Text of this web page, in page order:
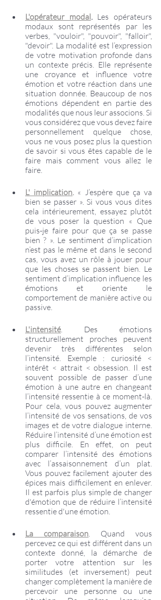
L'opérateur modal. Les opérateurs
modaux sont représentés par les
verbes, "vouloir", "pouvoir", "falloir",
"devoir". La modalité est l’expression
de votre motivation profonde dans
un contexte précis. Elle représente
une croyance et influence votre
émotion et votre réaction dans une
situation donnée. Beaucoup de nos
émotions dépendent en partie des
modalités que nous leur associons. Si
vous considérez que vous devez faire
personnellement quelque chose,
vous ne vous posez plus la question
de savoir si vous êtes capable de le
faire mais comment vous allez le
faire.
L' implication. « J’espère que ça va
bien se passer ». Si vous vous dites
cela intérieurement, essayez plutôt
de vous poser la question « Que
puis-je faire pour que ça se passe
bien ? ». Le sentiment d’implication
n’est pas le même et dans le second
cas, vous avez un rôle à jouer pour
que les choses se passent bien. Le
sentiment d’implication influence les
émotions et oriente le
comportement de manière active ou
passive.
L'intensité . Des émotions
structurellement proches peuvent
devenir très différentes selon
l’intensité. Exemple : curiosité <
intérêt < attrait < obsession. Il est
souvent possible de passer d’une
émotion à une autre en changeant
l’intensité ressentie à ce moment-là.
Pour cela, vous pouvez augmenter
l’intensité de vos sensations, de vos
images et de votre dialogue interne.
Réduire l’intensité d’une émotion est
plus difficile. En effet, on peut
comparer l’intensité des émotions
avec l’assaisonnement d’un plat.
Vous pouvez facilement ajouter des
épices mais difficilement en enlever.
Il est parfois plus simple de changer
d'émotion que de réduire l’intensité
ressentie d'une émotion.
La comparaison . Quand vous
percevez ce qui est différent dans un
contexte donné, la démarche de
porter votre attention sur les
similitudes (et inversement) peut
changer complètement la manière de
percevoir une personne ou une